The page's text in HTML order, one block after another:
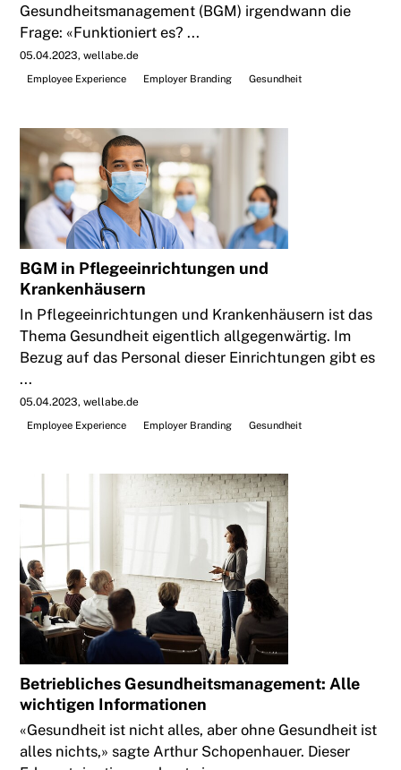
Gesundheitsmanagement (BGM) irgendwann die
Frage: «Funktioniert es? ...
05.04.2023 wellabe.de
Employee Experience
Employer Branding Gesundheit
BGM in Pflegeeinrichtungen und
Krankenhäusern
In Pflegeeinrichtungen und Krankenhäusern ist das
Thema Gesundheit eigentlich allgegenwärtig. Im
Bezug auf das Personal dieser Einrichtungen gibt es
...
05.04.2023 wellabe.de
Employee Experience
Employer Branding Gesundheit
Betriebliches Gesundheitsmanagement: Alle
wichtigen Informationen
«Gesundheit ist nicht alles, aber ohne Gesundheit ist
alles nichts,» sagte Arthur Schopenhauer. Dieser